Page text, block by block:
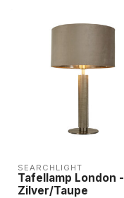
SEARCHLIGHT
Tafellamp London -
Zilver/Taupe